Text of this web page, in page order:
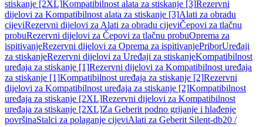
stiskanje [2XL]Kompatibilnost alata za stiskanje [3]Rezervni
dijelovi za Kompatibilnost alata za stiskanje [3]Alati za obradu
cijeviRezervni dijelovi za Alati za obradu cijeviČepovi za tlačnu
probuRezervni dijelovi za Čepovi za tlačnu probuOprema za
ispitivanjeRezervni dijelovi za Oprema za ispitivanjePriborUređaji
za stiskanjeRezervni dijelovi za Uređaji za stiskanjeKompatibilnost
uređaja za stiskanje [1]Rezervni dijelovi za Kompatibilnost uređaja
za stiskanje [1]Kompatibilnost uređaja za stiskanje [2]Rezervni
dijelovi za Kompatibilnost uređaja za stiskanje [2]Kompatibilnost
uređaja za stiskanje [2XL]Rezervni dijelovi za Kompatibilnost
uređaja za stiskanje [2XL]Za Geberit podno grijanje i hlađenje
površinaStalci za polaganje cijeviAlati za Geberit Silent-db20 /